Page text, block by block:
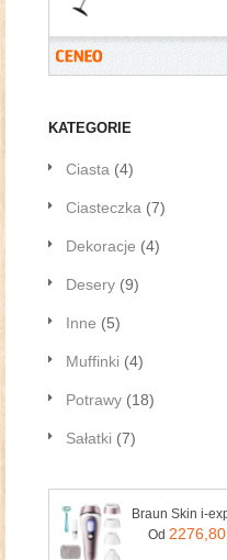
KATEGORIE
Ciasta (4)
Ciasteczka (7)
Dekoracje (4)
Desery (9)
Inne (5)
Muffinki (4)
Potrawy (18)
Sałatki (7)
Od 2276,80